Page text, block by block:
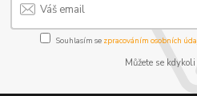
Souhlasím se zpracováním osobních
Můžete se